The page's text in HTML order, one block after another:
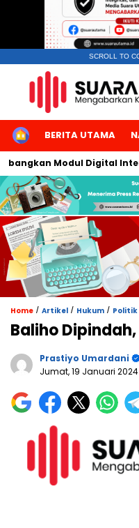
SCROLL TO
HOMEBERITA UTAMA
Modul Digital
Home / Artikel / Hukum / Politik
Baliho
Prastiyo Umardani
Jumat, 19 Januari 2024